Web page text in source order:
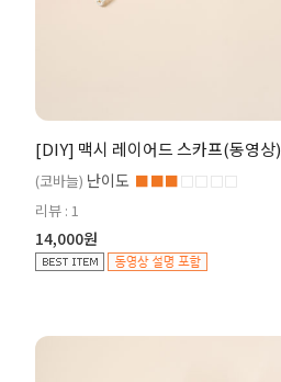
[DIY] 맥시 레이어드 스카프(동영상)
(코바늘) 난이도 ■■■□□□□
리뷰 : 1
14,000원